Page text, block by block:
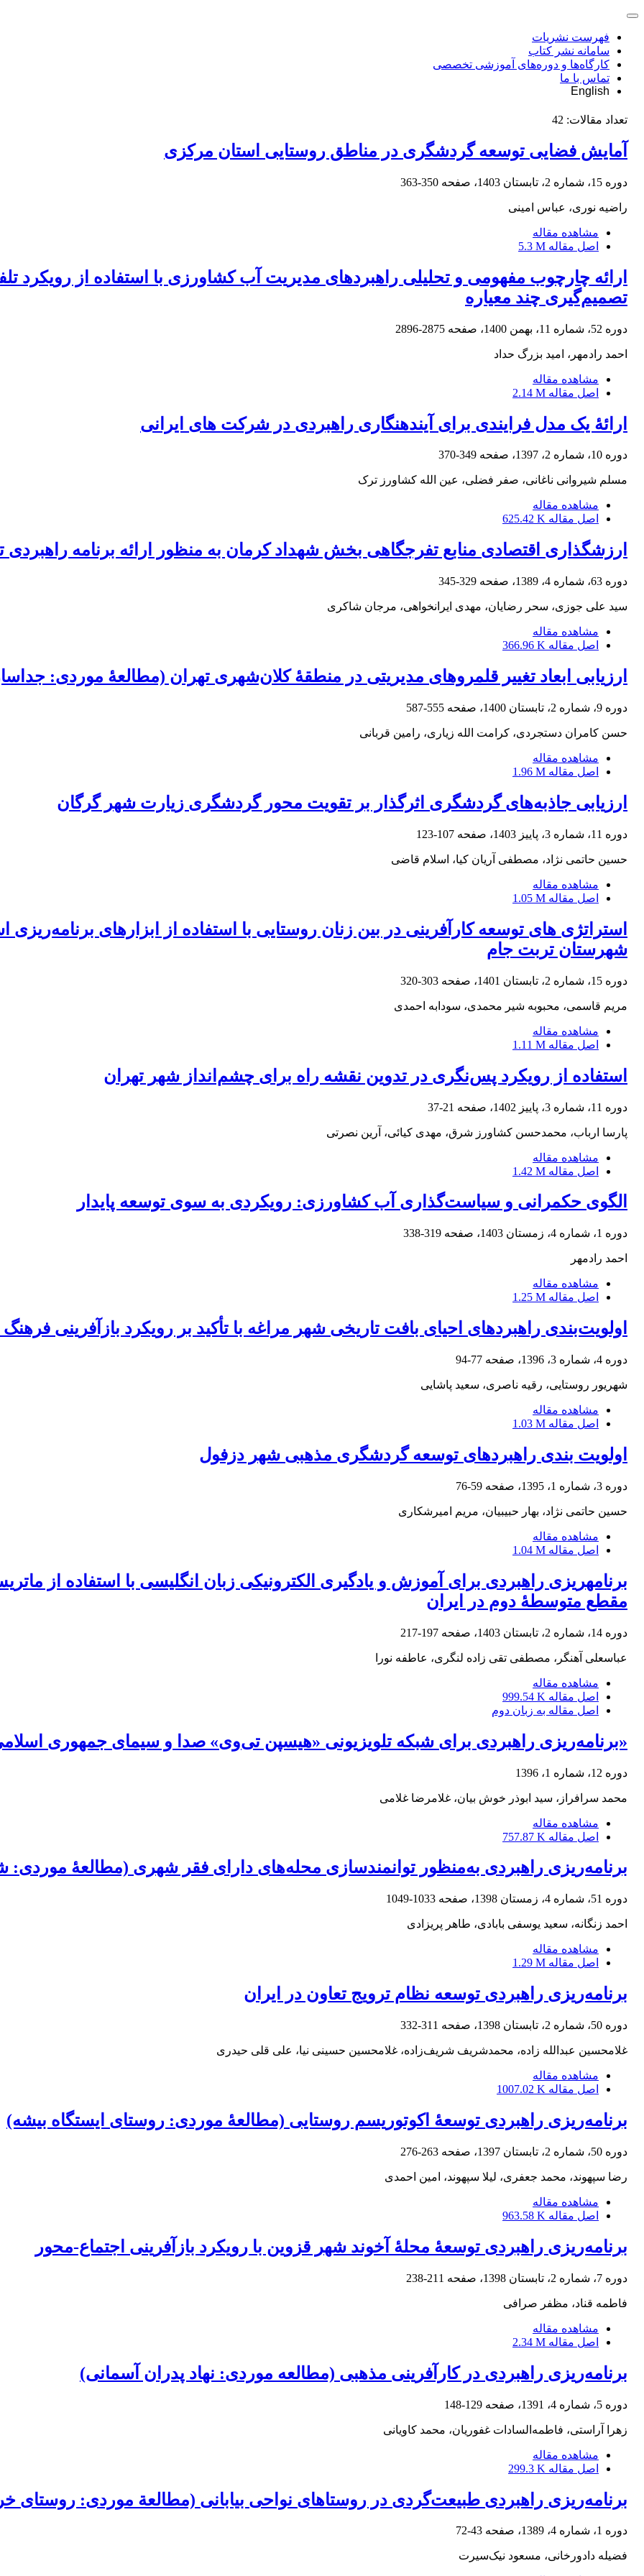
فهرست نشریات
سامانه نشر کتاب
کارگاه‌ها و دوره‌های آموزشی تخصصی
تماس با ما
English
تعداد مقالات: 42
آمایش فضایی توسعه گردشگری در مناطق روستایی استان مرکزی
دوره 15، شماره 2، تابستان 1403، صفحه 350-363
راضیه نوری، عباس امینی
مشاهده مقاله
اصل مقاله 5.3 M
ارائه چارچوب مفهومی و تحلیلی راهبردهای مدیریت آب کشاورزی با استفاده از رویکرد
تصمیم‌گیری چند معیاره
دوره 52، شماره 11، بهمن 1400، صفحه 2875-2896
احمد رادمهر، امید بزرگ حداد
مشاهده مقاله
اصل مقاله 2.14 M
ارائۀ یک مدل فرایندی برای آینده‎نگاری راهبردی در شرکت های ایرانی
دوره 10، شماره 2، 1397، صفحه 349-370
مسلم شیروانی ناغانی، صفر فضلی، عین الله کشاورز ترک
مشاهده مقاله
اصل مقاله 625.42 K
ارزشگذاری اقتصادی منابع تفرجگاهی بخش شهداد کرمان به منظور ارائه برنامه راهبردی
دوره 63، شماره 4، 1389، صفحه 329-345
سید علی جوزی، سحر رضایان، مهدی ایرانخواهی، مرجان شاکری
مشاهده مقاله
اصل مقاله 366.96 K
ارزیابی ابعاد تغییر قلمروهای مدیریتی در منطقۀ کلان‌شهری تهران (مطالعۀ موردی:
دوره 9، شماره 2، تابستان 1400، صفحه 555-587
حسن کامران دستجردی، کرامت الله زیاری، رامین قربانی
مشاهده مقاله
اصل مقاله 1.96 M
ارزیابی جاذبه‌های گردشگری اثرگذار بر تقویت محور گردشگری زیارت شهر گرگان
دوره 11، شماره 3، پاییز 1403، صفحه 107-123
حسین حاتمی نژاد، مصطفی آریان کیا، اسلام قاضی
مشاهده مقاله
اصل مقاله 1.05 M
استراتژی های توسعه کارآفرینی در بین زنان روستایی با استفاده از ابزارهای
شهرستان تربت جام
دوره 15، شماره 2، تابستان 1401، صفحه 303-320
مریم قاسمی، محبوبه شیر محمدی، سودابه احمدی
مشاهده مقاله
اصل مقاله 1.11 M
استفاده از رویکرد پس‌نگری در تدوین نقشه راه برای چشم‌انداز شهر تهران
دوره 11، شماره 3، پاییز 1402، صفحه 21-37
پارسا ارباب، محمدحسن کشاورز شرق، مهدی کیائی، آرین نصرتی
مشاهده مقاله
اصل مقاله 1.42 M
الگوی حکمرانی و سیاست‌گذاری آب کشاورزی: رویکردی به سوی توسعه پایدار
دوره 1، شماره 4، زمستان 1403، صفحه 319-338
احمد رادمهر
مشاهده مقاله
اصل مقاله 1.25 M
اولویت‌بندی راهبردهای احیای بافت تاریخی شهر مراغه با تأکید بر رویکرد بازآفرینی فرهنگ
دوره 4، شماره 3، 1396، صفحه 77-94
شهریور روستایی، رقیه ناصری، سعید پاشایی
مشاهده مقاله
اصل مقاله 1.03 M
اولویت بندی راهبردهای توسعه گردشگری مذهبی شهر دزفول
دوره 3، شماره 1، 1395، صفحه 59-76
حسین حاتمی نژاد، بهار حبیبیان، مریم امیرشکاری
مشاهده مقاله
اصل مقاله 1.04 M
مقطع متوسطۀ دوم در ایران
دوره 14، شماره 2، تابستان 1403، صفحه 197-217
عباسعلی آهنگر، مصطفی تقی زاده لنگری، عاطفه نورا
مشاهده مقاله
اصل مقاله 999.54 K
اصل مقاله به زبان دوم
«برنامه‌ریزی راهبردی برای شبکه تلویزیونی «هیسپن تی‌وی» صدا و سیمای جمهوری
دوره 12، شماره 1، 1396
محمد سرافراز، سید ابوذر خوش بیان، غلامرضا غلامی
مشاهده مقاله
اصل مقاله 757.87 K
برنامه‌ریزی راهبردی به‌منظور توانمندسازی محله‌های دارای فقر شهری (مطالعۀ موردی:
دوره 51، شماره 4، زمستان 1398، صفحه 1033-1049
احمد زنگانه، سعید یوسفی بابادی، طاهر پریزادی
مشاهده مقاله
اصل مقاله 1.29 M
برنامه‌ریزی راهبردی توسعه نظام ترویج تعاون در ایران
دوره 50، شماره 2، تابستان 1398، صفحه 311-332
غلامحسین عبدالله زاده، محمدشریف شریف‌زاده، غلامحسین حسینی نیا، علی قلی حیدری
مشاهده مقاله
اصل مقاله 1007.02 K
برنامه‌ریزی راهبردی توسعۀ اکوتوریسم روستایی (مطالعۀ موردی: روستای ایستگاه‌ بیشه)
دوره 50، شماره 2، تابستان 1397، صفحه 263-276
رضا سپهوند، محمد جعفری، لیلا سپهوند، امین احمدی
مشاهده مقاله
اصل مقاله 963.58 K
برنامه‌ریزی راهبردی توسعۀ محلۀ آخوند شهر قزوین با رویکرد بازآفرینی اجتماع-محور
دوره 7، شماره 2، تابستان 1398، صفحه 211-238
فاطمه قناد، مظفر صرافی
مشاهده مقاله
اصل مقاله 2.34 M
برنامه‌ریزی راهبردی در کارآفرینی مذهبی (مطالعه موردی: نهاد پدران آسمانی)
دوره 5، شماره 4، 1391، صفحه 129-148
زهرا آراستی، فاطمه‌السادات غفوریان، محمد کاویانی
مشاهده مقاله
اصل مقاله 299.3 K
برنامه‌ریزی راهبردی طبیعت‌گردی در روستاهای نواحی بیابانی (مطالعة موردی: روستای
دوره 1، شماره 4، 1389، صفحه 43-72
فضیله دادورخانی، مسعود نیک‌سیرت